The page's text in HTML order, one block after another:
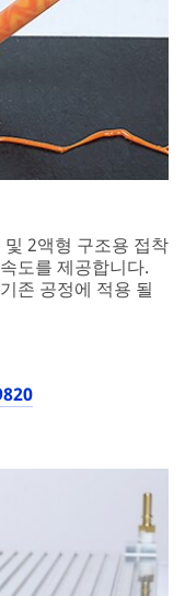
2액형 구조용 접착
도를 제공합니다.
존 공정에 적용 될